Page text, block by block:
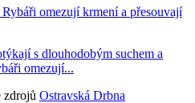
omezují krmení a přesouvají
s dlouhodobým suchem a
omezují...
zdrojů Ostravská Drbna